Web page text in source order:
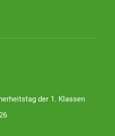
der 1. Klassen